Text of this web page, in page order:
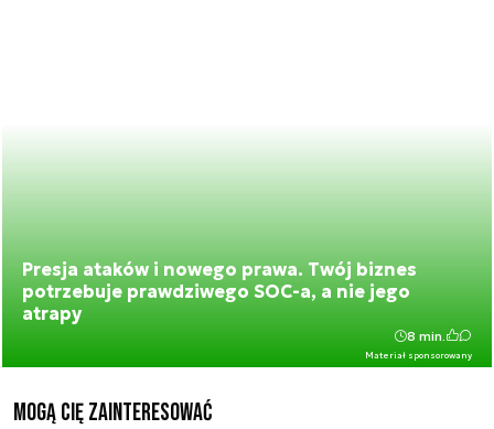
Presja ataków i nowego prawa. Twój biznes
potrzebuje prawdziwego SOC-a, a nie jego
atrapy
Materiał sponsorowany
8 min.
Mogą Cię zainteresować